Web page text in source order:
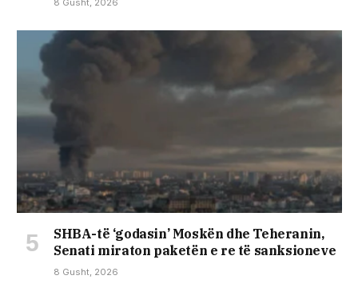
8 Gusht, 2026
SHBA-të ‘godasin’ Moskën dhe Teheranin,
Senati miraton paketën e re të sanksioneve
8 Gusht, 2026